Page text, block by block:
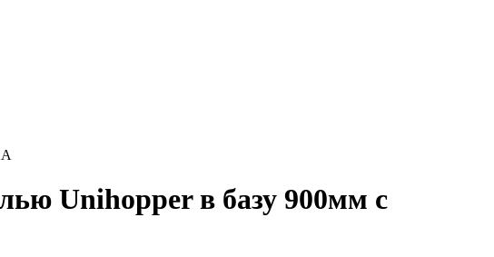
Unihopper в базу 900мм с